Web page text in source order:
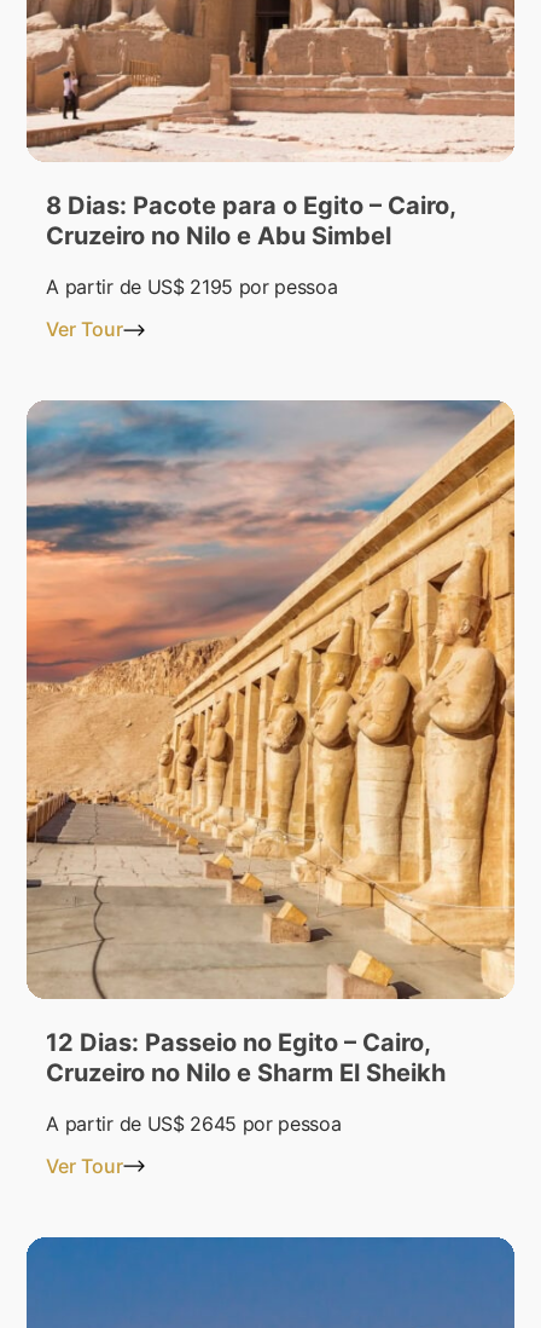
8 Dias: Pacote para o Egito – Cairo,
Cruzeiro no Nilo e Abu Simbel
A partir de US$ 2195 por pessoa
Ver Tour
12 Dias: Passeio no Egito – Cairo,
Cruzeiro no Nilo e Sharm El Sheikh
A partir de US$ 2645 por pessoa
Ver Tour